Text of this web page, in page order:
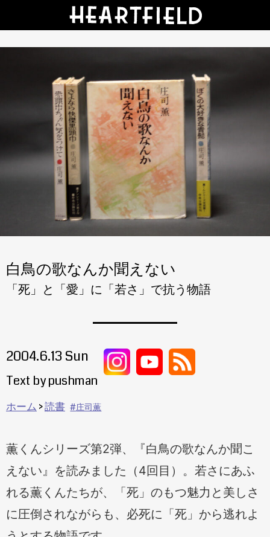
白鳥の歌なんか聞えない
「死」と「愛」に「若さ」で抗う物語
薫くんシリーズ第2弾、『白鳥の歌なんか聞こ
えない』を読みました（4回目）。若さにあふ
れる薫くんたちが、「死」のもつ魅力と美しさ
に圧倒されながらも、必死に「死」から逃れよ
2004.6.13 Sun
Text by pushman
ホーム 読書 庄司薫